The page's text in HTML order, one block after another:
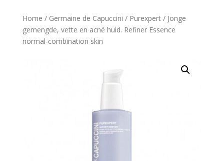
Home / Germaine de Capuccini / Purexpert/ Jonge
gemengde, vette en acné huid. Refiner Essence
normal-combination skin